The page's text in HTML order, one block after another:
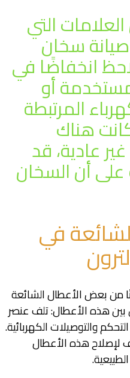
التي
سخان
انخفاضًا في
أو
المرتبطة
هناك
عادية، قد
أن السخان
في
من بعض الأعطال الشائعة
هذه الأعطال: تلف عنصر
والتوصيلات الكهربائية.
لإصلاح هذه الأعطال